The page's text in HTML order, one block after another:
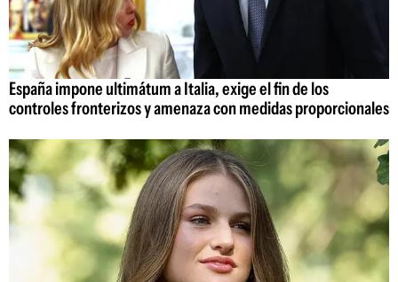
España impone ultimátum a Italia, exige el fin de los
controles fronterizos y amenaza con medidas proporcionales